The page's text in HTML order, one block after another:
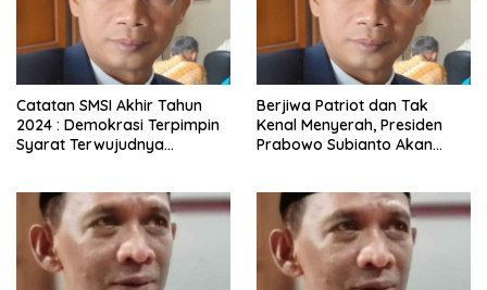
Catatan SMSI Akhir Tahun
2024 : Demokrasi Terpimpin
Syarat Terwujudnya
Berjiwa Patriot dan Tak
Kenal Menyerah, Presiden
Prabowo Subianto Akan